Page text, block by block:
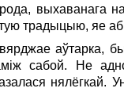
выхаванага
традыцыю, яе
аўтарка,
сабой. Не
нялёгкай.